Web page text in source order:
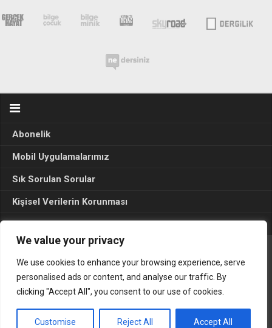
We value your privacy
We use cookies to enhance your browsing experience, serve
personalised ads or content, and analyse our traffic. By
clicking "Accept All", you consent to our use of cookies.
Customise Reject All Accept All
Abonelik
Mobil Uygulamalarımız
Sık Sorulan Sorular
Kişisel Verilerin Korunması
Seçim Sonuçları 2024
Gerçek Hayat © 2015. Her hakkı sakldır.